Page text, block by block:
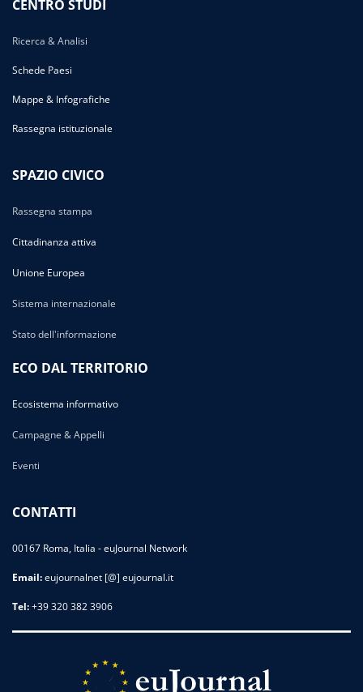
CENTRO STUDI
Ricerca & Analisi
Schede Paesi
Mappe & Infografiche
Rassegna istituzionale
SPAZIO CIVICO
Rassegna stampa
Cittadinanza attiva
Unione Europea
Sistema internazionale
Stato dell'informazione
ECO DAL TERRITORIO
Ecosistema informativo
Campagne & Appelli
Eventi
CONTATTI
00167 Roma, Italia - euJournal Network
Email:eujournalnet [@] eujournal.it
Tel:+39 320 382 3906